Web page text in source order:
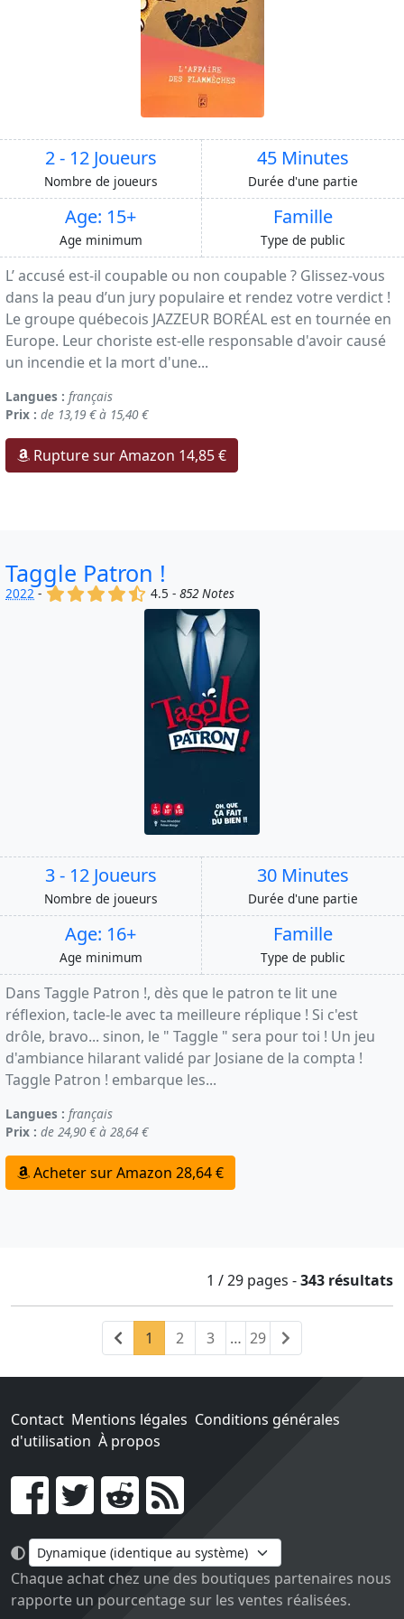
2 - 12 Joueurs
Nombre de joueurs
45 Minutes
Durée d'une partie
Age: 15+
Age minimum
Famille
Type de public
L’ accusé est-il coupable ou non coupable ? Glissez-vous
dans la peau d’un jury populaire et rendez votre verdict !
Le groupe québecois JAZZEUR BORÉAL est en tournée en
Europe. Leur choriste est-elle responsable d'avoir causé
un incendie et la mort d'une...
Langues : français
Prix : de 13,19 € à 15,40 €
Rupture sur Amazon 14,85 €
Taggle Patron !
2022- (x) (x) (x) (x) (,)
4.5 -852 Notes
3 - 12 Joueurs
Nombre de joueurs
30 Minutes
Durée d'une partie
Age: 16+
Age minimum
Famille
Type de public
Dans Taggle Patron !, dès que le patron te lit une
réflexion, tacle-le avec ta meilleure réplique ! Si c'est
drôle, bravo... sinon, le " Taggle " sera pour toi ! Un jeu
d'ambiance hilarant validé par Josiane de la compta !
Taggle Patron ! embarque les...
Langues : français
Prix : de 24,90 € à 28,64 €
Acheter sur Amazon 28,64 €
1 / 29 pages -343 résultats
Précédent
1 (current)
2 3 … 29 Suivant
Contact Mentions légales Conditions générales
d'utilisation À propos
Go !
Chaque achat chez une des boutiques partenaires nous
rapporte un pourcentage sur les ventes réalisées.